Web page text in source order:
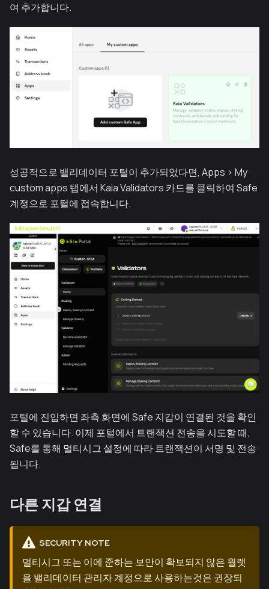
여 추가합니다.
성공적으로 밸리데이터 포털이 추가되었다면, Apps > My
custom apps 탭에서 Kaia Validators 카드를 클릭하여 Safe
계정으로 포털에 접속합니다.
포털에 진입하면 좌측 화면에 Safe 지갑이 연결된 것을 확인
할 수 있습니다. 이제 포털에서 트랜잭션 전송을 시도할 때,
Safe를 통해 멀티시그 설정에 따라 트랜잭션이 서명 및 전송
됩니다.
다른 지갑 연결
SECURITY NOTE
멀티시그 또는 이에 준하는 보안이 확보되지 않은 월렛
을 밸리데이터 관리자 계정으로 사용하는것은 권장되